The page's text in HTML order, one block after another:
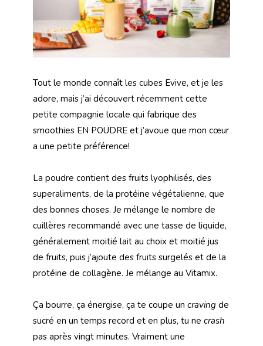
Tout le monde connaît les cubes Evive, et je les
adore, mais j’ai découvert récemment cette
petite compagnie locale qui fabrique des
smoothies EN POUDRE et j’avoue que mon cœur
a une petite préférence!
La poudre contient des fruits lyophilisés, des
superaliments, de la protéine végétalienne, que
des bonnes choses. Je mélange le nombre de
cuillères recommandé avec une tasse de liquide,
généralement moitié lait au choix et moitié jus
de fruits, puis j’ajoute des fruits surgelés et de la
protéine de collagène. Je mélange au Vitamix.
Ça bourre, ça énergise, ça te coupe un craving de
sucré en un temps record et en plus, tu ne crash
pas après vingt minutes. Vraiment une